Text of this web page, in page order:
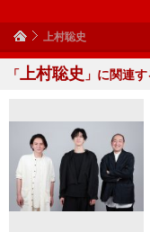
上村聡史
「上村聡史 」に関連す